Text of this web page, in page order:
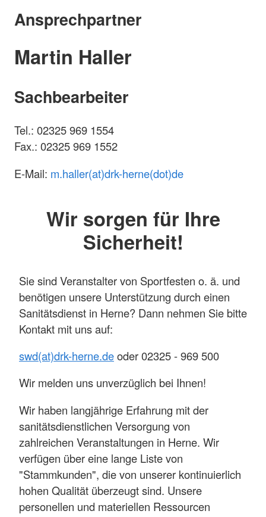
Ansprechpartner
Martin Haller
Sachbearbeiter
Tel.: 02325 969 1554
Fax.: 02325 969 1552
E-Mail: m.haller(at)drk-herne(dot)de
Wir sorgen für Ihre
Sicherheit!
Sie sind Veranstalter von Sportfesten o. ä. und
benötigen unsere Unterstützung durch einen
Sanitätsdienst in Herne? Dann nehmen Sie bitte
Kontakt mit uns auf:
swd(at)drk-herne.deoder 02325 - 969 500
Wir melden uns unverzüglich bei Ihnen!
Wir haben langjährige Erfahrung mit der
sanitätsdienstlichen Versorgung von
zahlreichen Veranstaltungen in Herne. Wir
verfügen über eine lange Liste von
"Stammkunden", die von unserer kontinuierlich
hohen Qualität überzeugt sind. Unsere
personellen und materiellen Ressourcen